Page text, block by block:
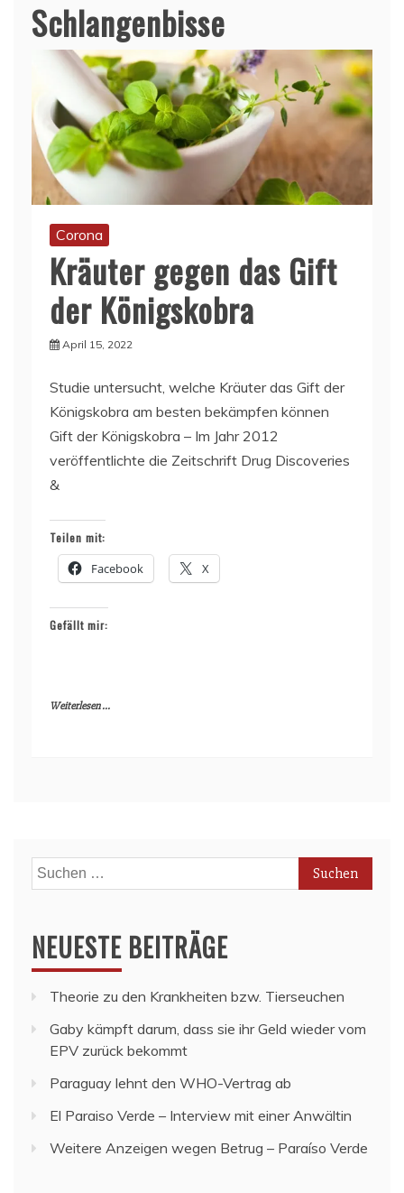
Schlangenbisse
Corona
Kräuter gegen das Gift
der Königskobra
April 15, 2022
Studie untersucht, welche Kräuter das Gift der
Königskobra am besten bekämpfen können
Gift der Königskobra – Im Jahr 2012
veröffentlichte die Zeitschrift Drug Discoveries
&
Teilen mit:
Facebook X
Gefällt mir:
Weiterlesen ...
Suchen
nach:
NEUESTE BEITRÄGE
Theorie zu den Krankheiten bzw. Tierseuchen
Gaby kämpft darum, dass sie ihr Geld wieder vom
EPV zurück bekommt
Paraguay lehnt den WHO-Vertrag ab
El Paraiso Verde – Interview mit einer Anwältin
Weitere Anzeigen wegen Betrug – Paraíso Verde